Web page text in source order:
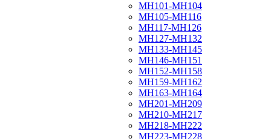
МН101-МН104
МН105-МН116
МН117-МН126
МН127-МН132
МН133-МН145
МН146-МН151
МН152-МН158
МН159-МН162
МН163-МН164
МН201-МН209
МН210-МН217
МН218-МН222
МН223-МН228